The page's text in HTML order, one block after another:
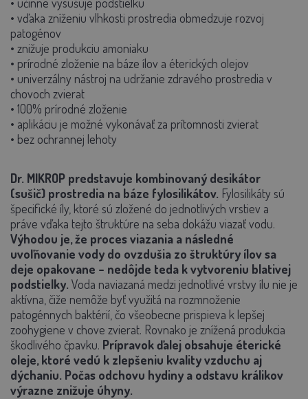
• vďaka zníženiu vlhkosti prostredia obmedzuje rozvoj
patogénov
• znižuje produkciu amoniaku
• prírodné zloženie na báze ílov a éterických olejov
• univerzálny nástroj na udržanie zdravého prostredia v
chovoch zvierat
• 100% prírodné zloženie
• aplikáciu je možné vykonávať za prítomnosti zvierat
• bez ochrannej lehoty
Dr. MIKROP predstavuje kombinovaný desikátor
(sušič) prostredia na báze fylosilikátov. Fylosilikáty sú
špecifické íly, ktoré sú zložené do jednotlivých vrstiev a
práve vďaka tejto štruktúre na seba dokážu viazať vodu.
Výhodou je, že proces viazania a následné
uvoľňovanie vody do ovzdušia zo štruktúry ílov sa
deje opakovane – nedôjde teda k vytvoreniu blativej
podstielky. Voda naviazaná medzi jednotlivé vrstvy ílu nie je
aktívna, čiže nemôže byť využitá na rozmnoženie
patogénnych baktérií, čo všeobecne prispieva k lepšej
zoohygiene v chove zvierat. Rovnako je znížená produkcia
škodlivého čpavku. Prípravok ďalej obsahuje éterické
oleje, ktoré vedú k zlepšeniu kvality vzduchu aj
dýchaniu. Počas odchovu hydiny a odstavu králikov
výrazne znižuje úhyny.